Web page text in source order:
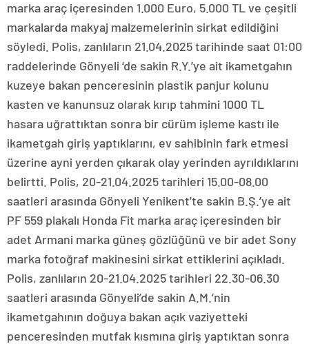
marka araç içeresinden 1.000 Euro, 5.000 TL ve çeşitli
markalarda makyaj malzemelerinin sirkat edildiğini
söyledi. Polis, zanlıların 21.04.2025 tarihinde saat 01:00
raddelerinde Gönyeli ‘de sakin R.Y.’ye ait ikametgahın
kuzeye bakan penceresinin plastik panjur kolunu
kasten ve kanunsuz olarak kırıp tahmini 1000 TL
hasara uğrattıktan sonra bir cürüm işleme kastı ile
ikametgah giriş yaptıklarını, ev sahibinin fark etmesi
üzerine ayni yerden çıkarak olay yerinden ayrıldıklarını
belirtti. Polis, 20-21.04.2025 tarihleri 15.00-08.00
saatleri arasında Gönyeli Yenikent’te sakin B.Ş.’ye ait
PF 559 plakalı Honda Fit marka araç içeresinden bir
adet Armani marka güneş gözlüğünü ve bir adet Sony
marka fotoğraf makinesini sirkat ettiklerini açıkladı.
Polis, zanlıların 20-21.04.2025 tarihleri 22.30-06.30
saatleri arasında Gönyeli’de sakin A.M.’nin
ikametgahının doğuya bakan açık vaziyetteki
penceresinden mutfak kısmına giriş yaptıktan sonra